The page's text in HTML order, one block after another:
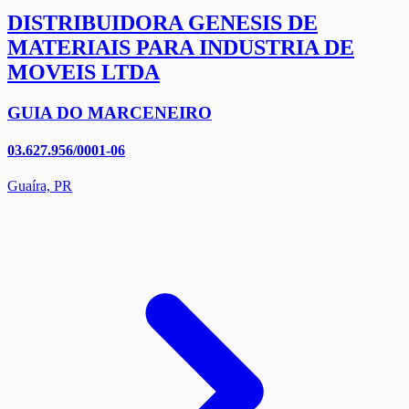
DISTRIBUIDORA GENESIS DE
MATERIAIS PARA INDUSTRIA DE
MOVEIS LTDA
GUIA DO MARCENEIRO
03.627.956/0001-06
Guaíra, PR